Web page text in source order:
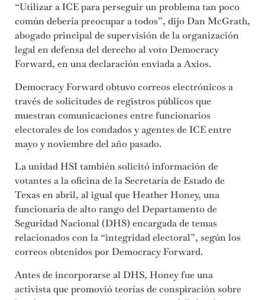
“Utilizar a ICE para perseguir un problema tan poco
común debería preocupar a todos”, dijo Dan McGrath,
abogado principal de supervisión de la organización
legal en defensa del derecho al voto Democracy
Forward, en una declaración enviada a Axios.
Democracy Forward obtuvo correos electrónicos a
través de solicitudes de registros públicos que
muestran comunicaciones entre funcionarios
electorales de los condados y agentes de ICE entre
mayo y noviembre del año pasado.
La unidad HSI también solicitó información de
votantes a la oficina de la Secretaría de Estado de
Texas en abril, al igual que Heather Honey, una
funcionaria de alto rango del Departamento de
Seguridad Nacional (DHS) encargada de temas
relacionados con la “integridad electoral”, según los
correos obtenidos por Democracy Forward.
Antes de incorporarse al DHS, Honey fue una
activista que promovió teorías de conspiración sobre